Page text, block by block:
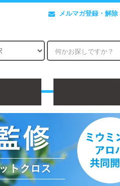
メルマガ登録・解除